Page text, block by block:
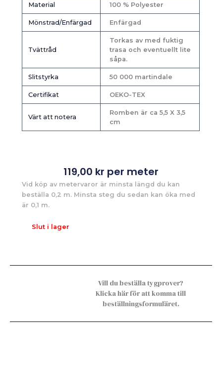
Material 100 % Polyester
Mönstrad/Enfärgad Enfärgad
Tvättråd
Torkas av med fuktig
trasa och eventuellt lite
såpa.
Slitstyrka 50 000 martindale
Certifikat OEKO-TEX
Värt att notera
Romben är ca 5,5 X 3,5
cm
119,00 kr per meter
Vid köp av metervaror är minsta längd du kan
beställa 0,2 m. Minsta steg du sedan kan öka med
är 0,1 m.
Slut i lager
Vill du beställa tygprover?
Klicka här för att komma till
beställningsformuläret.